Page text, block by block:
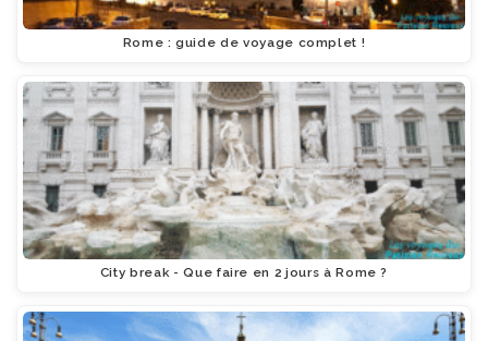
Rome : guide de voyage complet !
City break - Que faire en 2 jours à Rome ?